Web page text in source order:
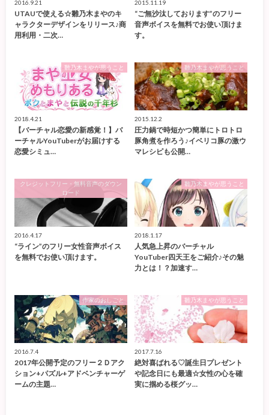
2016.9.21
UTAUで使える☆雛乃木まやのキ
ャラクターデザインをリリース♪商
用利用・二次…
2015.11.19
“ご無沙汰しております”のフリー
音声ボイスを無料でお使い頂けま
す。
雛乃木まやが思うこと
2018.4.21
【バーチャル恋愛の新感覚！】バ
ーチャルYouTuberがお届けする
恋愛シミュ…
雛乃木まやが思うこと
2015.12.2
圧力鍋で時短かつ簡単にトロトロ
豚角煮を作ろう♪イベリコ豚の激ウ
マレシピも公開…
クレジットフリー・無料音声のダウン
ロード
2016.4.17
“ライン”のフリー女性音声ボイス
を無料でお使い頂けます。
雛乃木まやが思うこと
2018.1.17
人気急上昇のバーチャル
YouTuber四天王をご紹介♪その魅
力とは！？加速す…
作家のおしごと
2016.7.4
2017年公開予定のフリー２Ｄアク
ション+パズル+アドベンチャーゲ
ームの主題…
雛乃木まやが思うこと
2017.7.16
絶対喜ばれる♡誕生日プレゼント
や記念日にも最適☆女性の心を確
実に掴める桜グッ…